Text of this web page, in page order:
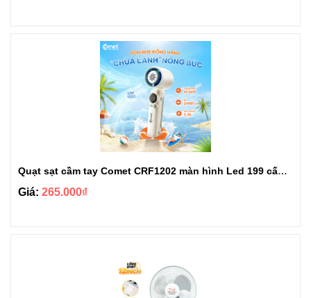
Quạt sạt cầm tay Comet CRF1202 màn hình Led 199 cấp độ gió tùy chỉnh
Giá: 265.000₫